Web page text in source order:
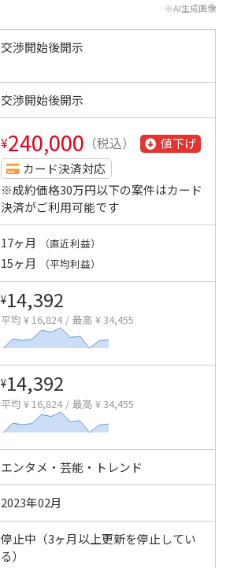
※AI生成画像
交渉開始後開示
交渉開始後開示
¥240,000 （税込）
値下げ
カード決済対応
※成約価格30万円以下の案件はカード
決済がご利用可能です
17ヶ月 （直近利益）
15ヶ月 （平均利益）
¥14,392
平均 ¥ 16,824 / 最高 ¥ 34,455
¥14,392
平均 ¥ 16,824 / 最高 ¥ 34,455
エンタメ・芸能・トレンド
2023年02月
停止中（3ヶ月以上更新を停止してい
る）